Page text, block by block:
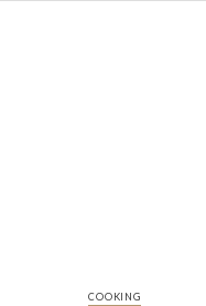
COOKING